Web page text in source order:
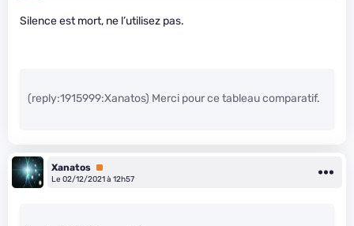
Silence est mort, ne l’utilisez pas.
(reply:1915999:Xanatos) Merci pour ce tableau comparatif.
Xanatos Premium
Le 02/12/2021 à 12h57